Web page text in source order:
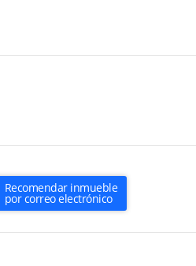
Recomendar inmueble
por correo electrónico